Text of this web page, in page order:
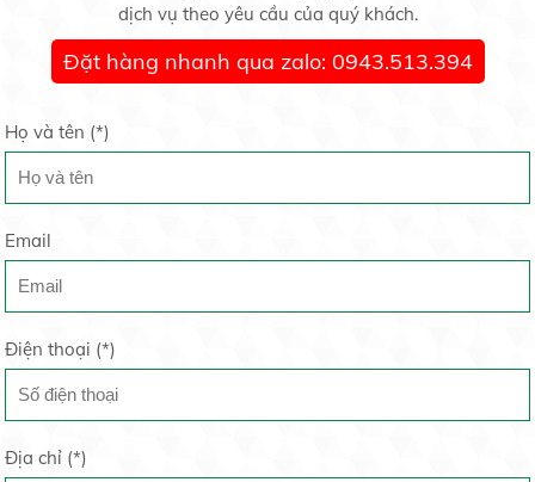
Gạo St25 Ông Cua Sóc Trăng
20/05/2020
gia
dịch vụ theo yêu cầu của quý khách.
Đặt hàng nhanh qua zalo: 0943.513.394
Họ và tên (*)
Email
Điện thoại (*)
Địa chỉ (*)